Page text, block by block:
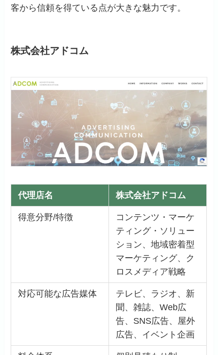
客から信頼を得ている点が大きな魅力です。
株式会社アドコム
代理店名 株式会社アドコム
得意分野/特徴
コンテンツ・マーケ
ティング・ソリュー
ション、地域密着型
マーケティング、ク
ロスメディア戦略
対応可能な広告媒体
テレビ、ラジオ、新
聞、雑誌、Web広
告、SNS広告、屋外
広告、イベント企画